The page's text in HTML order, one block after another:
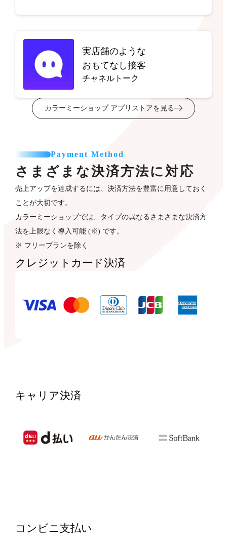
実店舗のような
おもてなし接客
チャネルトーク
カラーミーショップ アプリストアを見る
Payment Method
さまざまな決済方法に対応
売上アップを達成するには、決済方法を豊富に用意しておく
ことが大切です。
カラーミーショップでは、タイプの異なるさまざまな決済方
法を上限なく導入可能 (※) です。
※ フリープランを除く
クレジットカード決済
キャリア決済
コンビニ支払い